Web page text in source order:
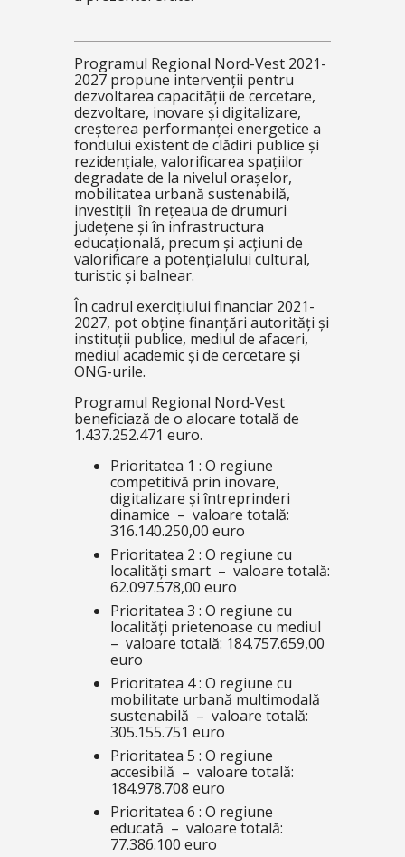
Programul Regional Nord-Vest 2021-
2027 propune intervenții pentru
dezvoltarea capacității de cercetare,
dezvoltare, inovare și digitalizare,
creșterea performanței energetice a
fondului existent de clădiri publice și
rezidențiale, valorificarea spațiilor
degradate de la nivelul orașelor,
mobilitatea urbană sustenabilă,
investiții în rețeaua de drumuri
județene și în infrastructura
educațională, precum și acțiuni de
valorificare a potențialului cultural,
turistic și balnear.
În cadrul exercițiului financiar 2021-
2027, pot obține finanțări autorități și
instituții publice, mediul de afaceri,
mediul academic și de cercetare și
ONG-urile.
Programul Regional Nord-Vest
beneficiază de o alocare totală de
1.437.252.471 euro.
Prioritatea 1 : O regiune
competitivă prin inovare,
digitalizare și întreprinderi
dinamice – valoare totală:
316.140.250,00 euro
Prioritatea 2 : O regiune cu
localități smart – valoare totală:
62.097.578,00 euro
Prioritatea 3 : O regiune cu
localități prietenoase cu mediul
– valoare totală: 184.757.659,00
euro
Prioritatea 4 : O regiune cu
mobilitate urbană multimodală
sustenabilă – valoare totală:
305.155.751 euro
Prioritatea 5 : O regiune
accesibilă – valoare totală:
184.978.708 euro
Prioritatea 6 : O regiune
educată – valoare totală:
77.386.100 euro